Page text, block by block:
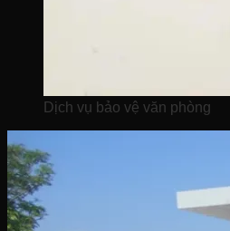
Dịch vụ bảo vệ văn phòng